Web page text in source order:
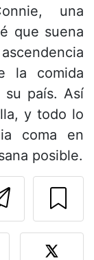
una
que suena
la comida
su país. Así
y todo lo
coma en
posible.
autor
esta